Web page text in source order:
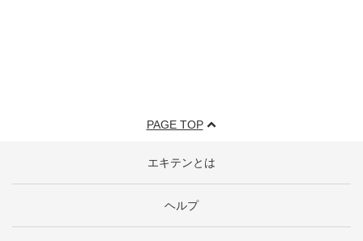
PAGE TOP
エキテンとは
ヘルプ